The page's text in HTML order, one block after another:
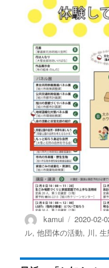
投
稿
kamui
投
稿
2020-02-
ル, 他団体の活動, 川, 生